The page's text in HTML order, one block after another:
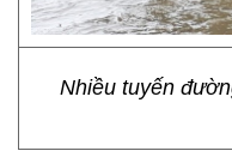
Nhiều tuyến